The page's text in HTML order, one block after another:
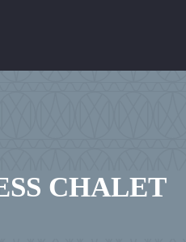
CHALET